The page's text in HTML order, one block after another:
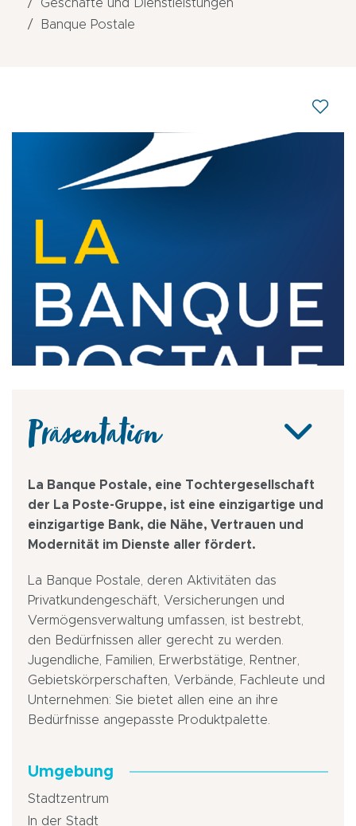
Geschäfte und Dienstleistungen
Banque Postale
Präsentation
La Banque Postale, eine Tochtergesellschaft
der La Poste-Gruppe, ist eine einzigartige und
einzigartige Bank, die Nähe, Vertrauen und
Modernität im Dienste aller fördert.
La Banque Postale, deren Aktivitäten das
Privatkundengeschäft, Versicherungen und
Vermögensverwaltung umfassen, ist bestrebt,
den Bedürfnissen aller gerecht zu werden.
Jugendliche, Familien, Erwerbstätige, Rentner,
Gebietskörperschaften, Verbände, Fachleute und
Unternehmen: Sie bietet allen eine an ihre
Bedürfnisse angepasste Produktpalette.
Umgebung
Stadtzentrum
In der Stadt